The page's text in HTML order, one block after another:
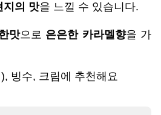
지의 맛을 느낄 수 있습니다.
맛으로 은은한 카라멜향을 가
빙수, 크림에 추천해요